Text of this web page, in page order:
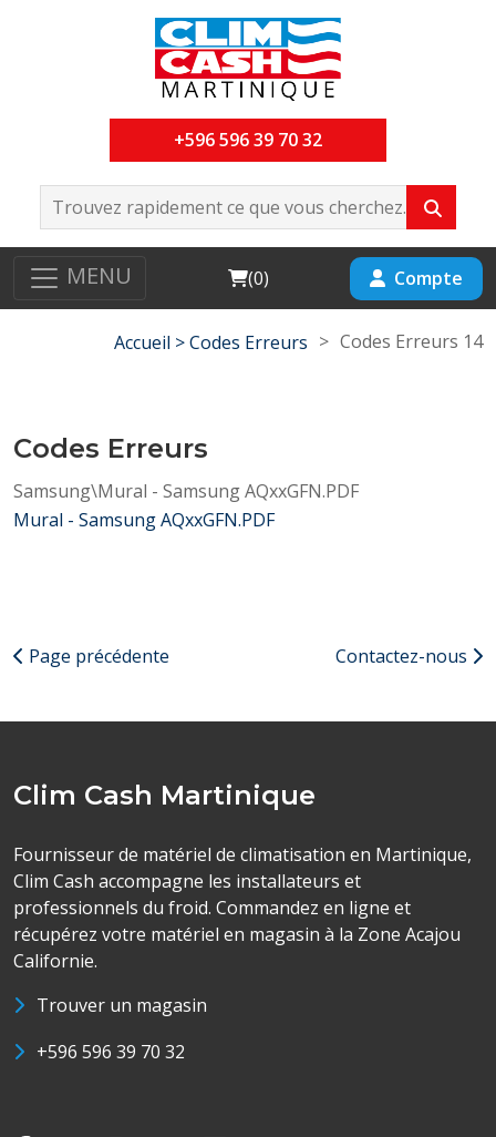
+596 596 39 70 32
MENU Cart
(0) Compte
Accueil >Codes Erreurs > Codes Erreurs 14
Codes Erreurs
Samsung\Mural - Samsung AQxxGFN.PDF
Mural - Samsung AQxxGFN.PDF
Page précédente Contactez-nous
Clim Cash Martinique
Fournisseur de matériel de climatisation en Martinique,
Clim Cash accompagne les installateurs et
professionnels du froid. Commandez en ligne et
récupérez votre matériel en magasin à la Zone Acajou
Californie.
Trouver un magasin
+596 596 39 70 32